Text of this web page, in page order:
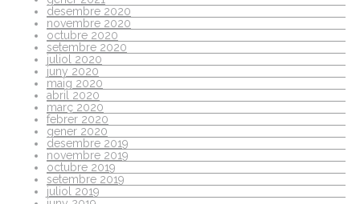
desembre 2020
novembre 2020
octubre 2020
setembre 2020
juliol 2020
juny 2020
maig 2020
abril 2020
març 2020
febrer 2020
gener 2020
desembre 2019
novembre 2019
octubre 2019
setembre 2019
juliol 2019